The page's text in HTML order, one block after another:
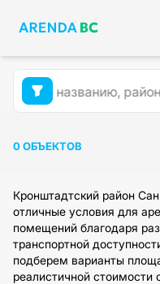
0 ОБЪЕКТОВ
Кронштадтский район
отличные условия для
помещений благодаря
транспортной
подберем варианты
реалистичной